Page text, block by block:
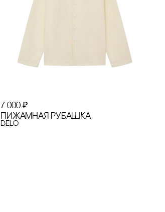
7 000 ₽
ПИЖАМНАЯ РУБАШКА
Delo